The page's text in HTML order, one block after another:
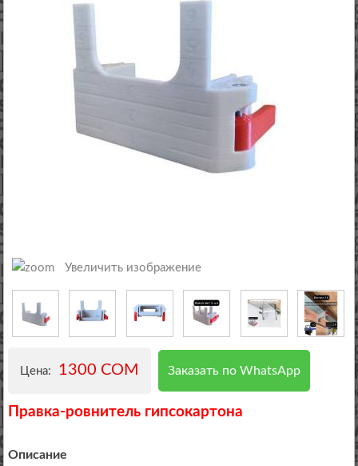
Увеличить изображение
Цена: 1300 COM Заказать по WhatsApp
Правка-ровнитель гипсокартона
Описание